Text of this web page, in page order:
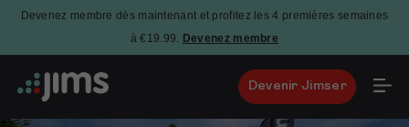
Devenez membre dès maintenant et profitez les 4 premières semaines
à €19.99. Devenez membre
Devenir Jimser